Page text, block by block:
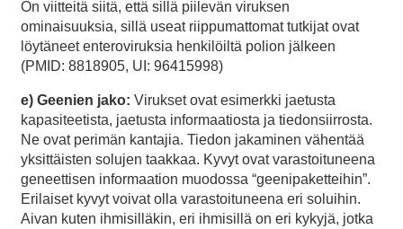
On viitteitä siitä, että sillä piilevän viruksen
ominaisuuksia, sillä useat riippumattomat tutkijat ovat
löytäneet enteroviruksia henkilöiltä polion jälkeen
(PMID: 8818905, UI: 96415998)
e) Geenien jako: Virukset ovat esimerkki jaetusta
kapasiteetista, jaetusta informaatiosta ja tiedonsiirrosta.
Ne ovat perimän kantajia. Tiedon jakaminen vähentää
yksittäisten solujen taakkaa. Kyvyt ovat varastoituneena
geneettisen informaation muodossa “geenipaketteihin”.
Erilaiset kyvyt voivat olla varastoituneena eri soluihin.
Aivan kuten ihmisilläkin, eri ihmisillä on eri kykyjä, jotka